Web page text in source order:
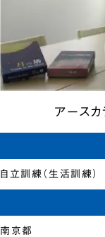
アース
自立訓練（生活訓練）
南京都